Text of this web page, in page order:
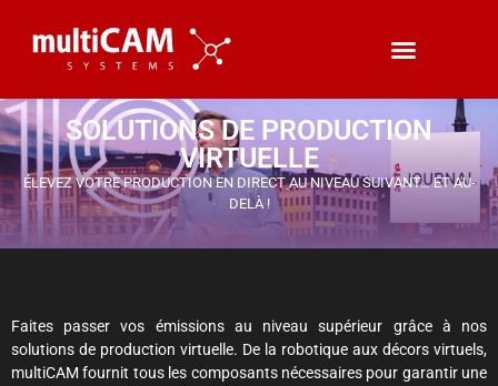
SOLUTIONS DE PRODUCTION
VIRTUELLE
ÉLEVEZ VOTRE PRODUCTION EN DIRECT AU NIVEAU SUIVANT… ET AU-
DELÀ !
Faites passer vos émissions au niveau supérieur grâce à nos
solutions de production virtuelle. De la robotique aux décors virtuels,
multiCAM fournit tous les composants nécessaires pour garantir une